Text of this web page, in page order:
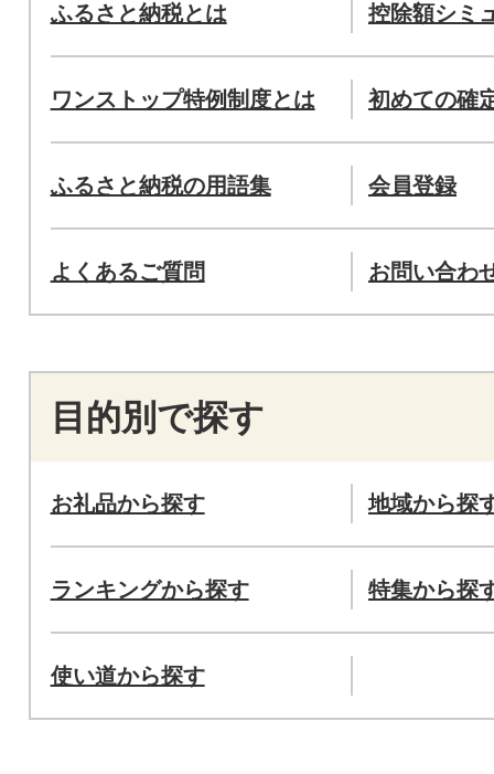
ふるさと納税とは 控除額シミ
ワンストップ特例制度とは 初めての確
ふるさと納税の用語集 会員登録
よくあるご質問 お問い合わ
目的別で探す
お礼品から探す 地域から探
ランキングから探す 特集から探
使い道から探す